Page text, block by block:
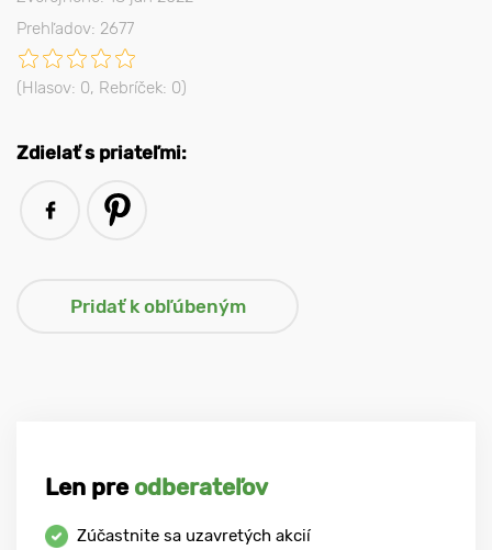
Prehľadov: 2677
(Hlasov: 0, Rebríček: 0)
Zdielať s priateľmi:
Len pre odberateľov
Zúčastnite sa uzavretých akcií